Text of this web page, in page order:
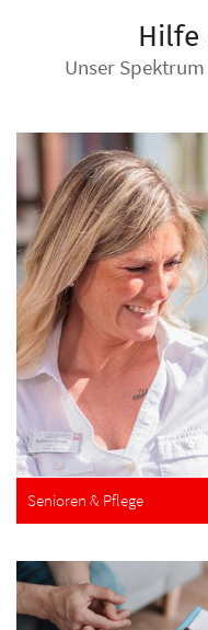
Hilfe
Unser
Senioren & Pflege